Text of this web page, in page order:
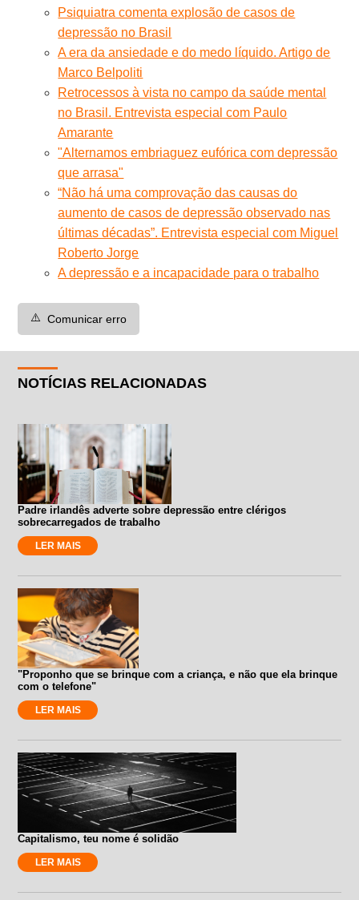
Psiquiatra comenta explosão de casos de
depressão no Brasil
A era da ansiedade e do medo líquido. Artigo de
Marco Belpoliti
Retrocessos à vista no campo da saúde mental
no Brasil. Entrevista especial com Paulo
Amarante
"Alternamos embriaguez eufórica com depressão
que arrasa"
“Não há uma comprovação das causas do
aumento de casos de depressão observado nas
últimas décadas”. Entrevista especial com Miguel
Roberto Jorge
A depressão e a incapacidade para o trabalho
⚠️ Comunicar erro
NOTÍCIAS RELACIONADAS
Padre irlandês adverte sobre depressão entre clérigos
sobrecarregados de trabalho
LER MAIS
"Proponho que se brinque com a criança, e não que ela brinque
com o telefone"
LER MAIS
Capitalismo, teu nome é solidão
LER MAIS